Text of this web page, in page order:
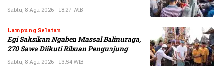
Sabtu, 8 Agu 2026 - 18:27 WIB
Lampung Selatan
Egi Saksikan Ngaben Massal Balinuraga,
270 Sawa Diikuti Ribuan Pengunjung
Sabtu, 8 Agu 2026 - 13:54 WIB